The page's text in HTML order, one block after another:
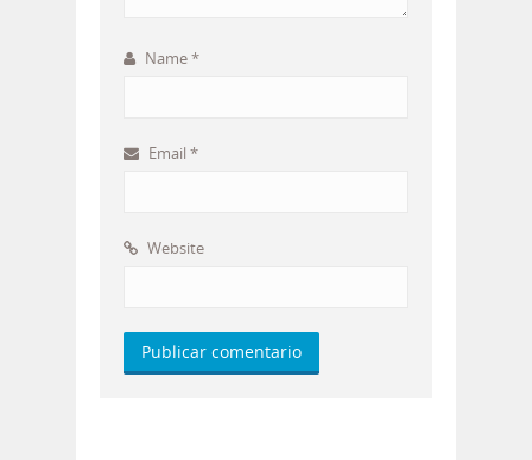
Name*
Email *
Website